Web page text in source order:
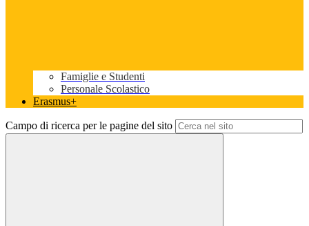
Famiglie e Studenti
Personale Scolastico
Erasmus+
Campo di ricerca per le pagine del sito